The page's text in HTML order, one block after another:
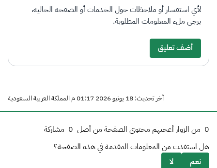
لأي استفسار أو ملاحظات حول الخدمات أو الصفحة الحالية،
يرجى ملء المعلومات المطلوبة.
أضف تعليق
آخر تحديث: 18 يونيو 2026 01:17 م المملكة العربية السعودية
0 من الزوار أعجبهم محتوى الصفحة من أصل 0 مشاركة
هل استفدت من المعلومات المقدمة في هذه الصفحة؟
نعم
لا